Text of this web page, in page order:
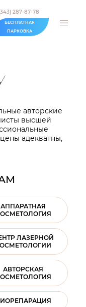
БЕСПЛАТНАЯ
ПАРКОВКА
287-87-78
авторские
высшей
адекватны,
АППАРАТНАЯ
ЛАЗЕРНОЙ
АВТОРСКАЯ